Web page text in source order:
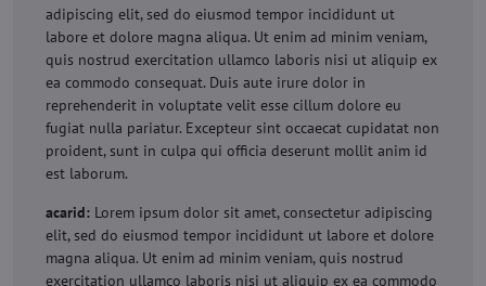
adipiscing elit, sed do eiusmod tempor incididunt ut
labore et dolore magna aliqua. Ut enim ad minim veniam,
quis nostrud exercitation ullamco laboris nisi ut aliquip ex
ea commodo consequat. Duis aute irure dolor in
reprehenderit in voluptate velit esse cillum dolore eu
fugiat nulla pariatur. Excepteur sint occaecat cupidatat non
proident, sunt in culpa qui officia deserunt mollit anim id
est laborum.
acarid: Lorem ipsum dolor sit amet, consectetur adipiscing
elit, sed do eiusmod tempor incididunt ut labore et dolore
magna aliqua. Ut enim ad minim veniam, quis nostrud
exercitation ullamco laboris nisi ut aliquip ex ea commodo